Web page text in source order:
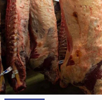
Tarım Bilgisi
Yetiştirici Soruyor
Dünyada Tarım
Üretici Birlikleri